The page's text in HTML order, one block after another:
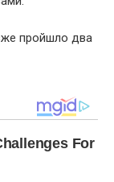
пройшло два